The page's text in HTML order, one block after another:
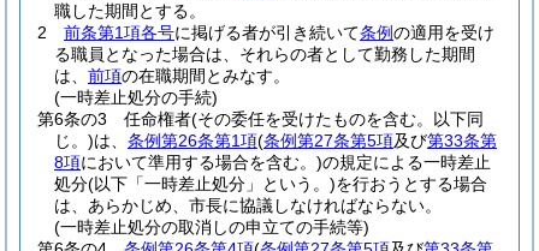
職した期間とする。
2
前条第1項各号に掲げる者が引き続いて条例の適用を受け
る職員となった場合は、それらの者として勤務した期間
は、 前項の在職期間とみなす。
(一時差止処分の手続)
第6条の3
任命権者(その委任を受けたものを含む。以下同
じ。)は、 条例第26条第1項(条例第27条第5項及び第33条第
8項において準用する場合を含む。)の規定による一時差止
処分(以下「一時差止処分」という。)を行おうとする場合
は、あらかじめ、市長に協議しなければならない。
(一時差止処分の取消しの申立ての手続等)